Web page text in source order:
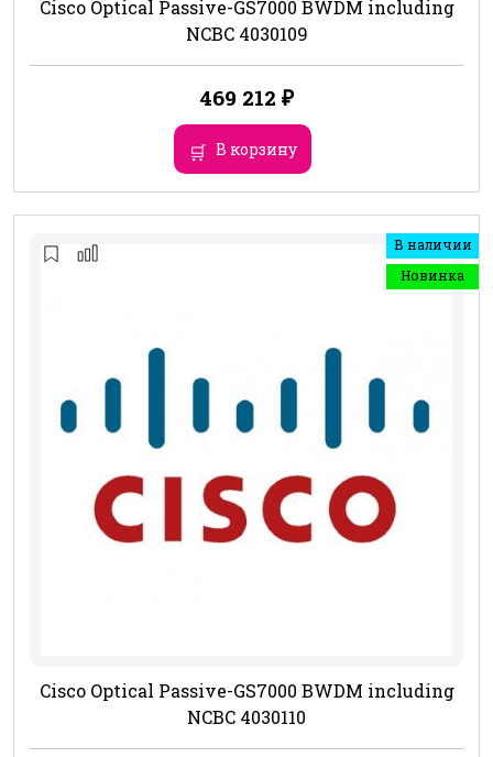
Cisco Optical Passive-GS7000 BWDM including
NCBC 4030109
469 212 ₽
В корзину
В наличии
Новинка
Cisco Optical Passive-GS7000 BWDM including
NCBC 4030110